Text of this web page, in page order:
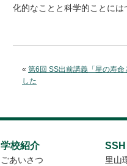
化的なことと科学的ことに
« 第6回 SS出前講義「星の寿
した
学校紹介
ごあいさつ
SSH
里山